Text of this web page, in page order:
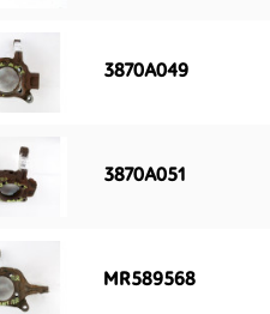
3870A049
3870A051
MR589568